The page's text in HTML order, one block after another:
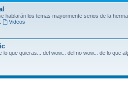
hablarán los temas mayormente serios de la
Videos
lo que quieras... del wow... del no wow... de lo que